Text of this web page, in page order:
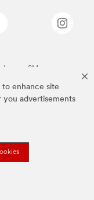
to enhance site
you advertisements
van 3M.we